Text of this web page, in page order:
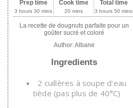
Prep time
3 hours 30 mins
Cook time
20 mins
Total time
3 hours 50 mins
La recette de dougnuts parfaite pour un
goûter sucré et coloré
Author:Albane
Ingredients
2 cuillères à soupe d'eau
tiède (pas plus de 40°C)